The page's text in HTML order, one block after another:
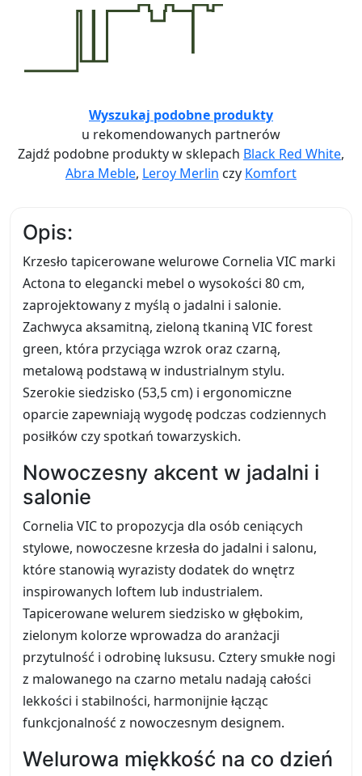
Wyszukaj podobne produkty
u rekomendowanych partnerów
Zajdź podobne produkty w sklepach Black Red White,
Abra Meble, Leroy Merlin czy Komfort
Opis:
Krzesło tapicerowane welurowe Cornelia VIC marki
Actona to elegancki mebel o wysokości 80 cm,
zaprojektowany z myślą o jadalni i salonie.
Zachwyca aksamitną, zieloną tkaniną VIC forest
green, która przyciąga wzrok oraz czarną,
metalową podstawą w industrialnym stylu.
Szerokie siedzisko (53,5 cm) i ergonomiczne
oparcie zapewniają wygodę podczas codziennych
posiłków czy spotkań towarzyskich.
Nowoczesny akcent w jadalni i
salonie
Cornelia VIC to propozycja dla osób ceniących
stylowe, nowoczesne krzesła do jadalni i salonu,
które stanowią wyrazisty dodatek do wnętrz
inspirowanych loftem lub industrialem.
Tapicerowane welurem siedzisko w głębokim,
zielonym kolorze wprowadza do aranżacji
przytulność i odrobinę luksusu. Cztery smukłe nogi
z malowanego na czarno metalu nadają całości
lekkości i stabilności, harmonijnie łącząc
funkcjonalność z nowoczesnym designem.
Welurowa miękkość na co dzień